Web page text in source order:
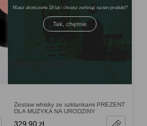
Masz ukończone 18 lat i chcesz zerknąć na ten produkt
Tak, chętnie
Zestaw whisky ze szklankami PREZENT
DLA MUZYKA NA URODZINY
329,90 zł